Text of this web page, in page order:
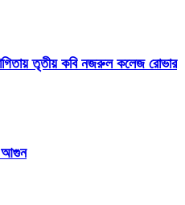
তৃতীয় কবি নজরুল কলেজ রোভার
আগুন